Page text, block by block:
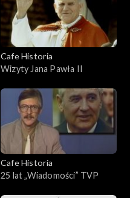
Cafe Historia
Wizyty Jana Pawła II
Cafe Historia
25 lat „Wiadomości” TVP